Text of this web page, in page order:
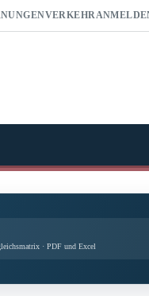
VERKEHR
· PDF und Excel